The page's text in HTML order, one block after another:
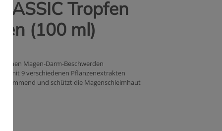
Tropfen
(100 ml)
Magen-Darm-Beschwerden
mit 9 verschiedenen Pflanzenextrakten
und schützt die Magenschleimhaut